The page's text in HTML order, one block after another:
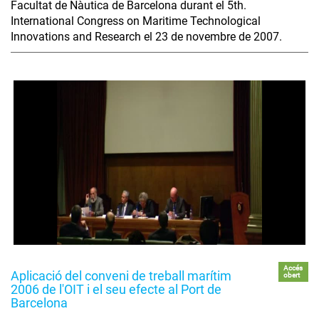
Facultat de Nàutica de Barcelona durant el 5th.
International Congress on Maritime Technological
Innovations and Research el 23 de novembre de 2007.
Aplicació del conveni de treball marítim
2006 de l'OIT i el seu efecte al Port de
Barcelona
Accés
obert